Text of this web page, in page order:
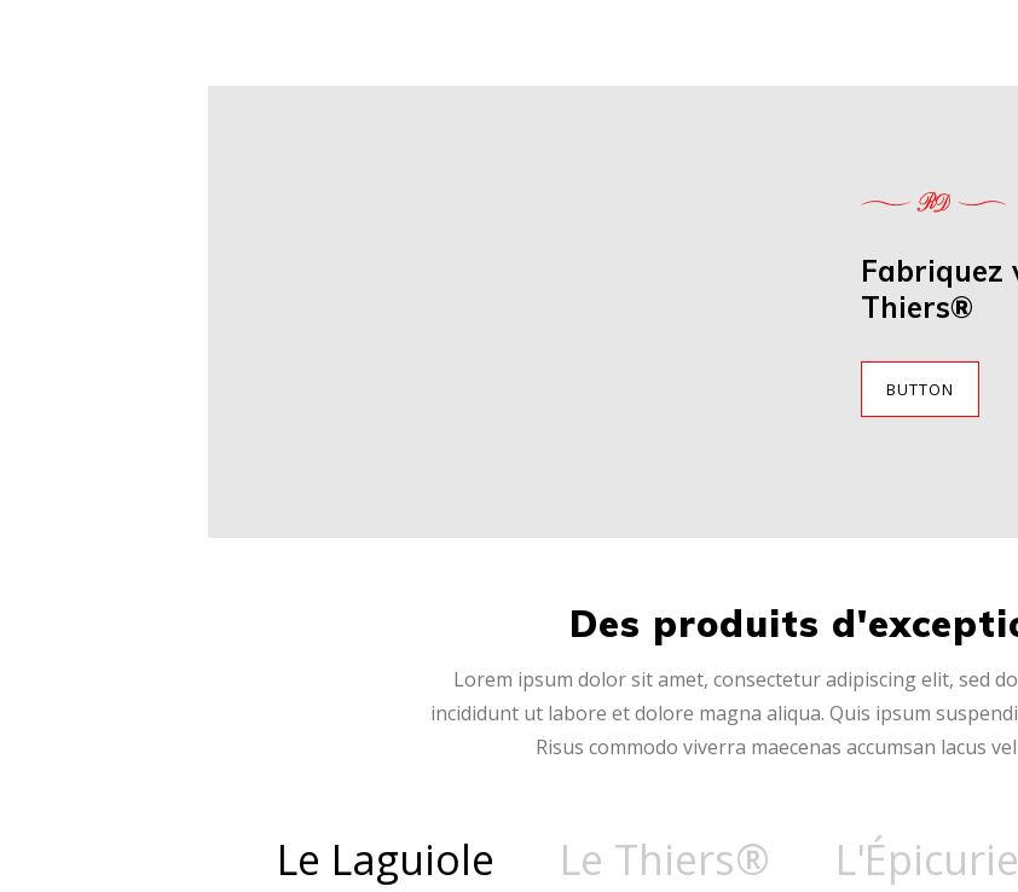
Fabriquez
Thiers®
BUTTON
Des produits
Lorem ipsum dolor sit amet, consectetur adipiscing elit, sed
incididunt ut labore et dolore magna aliqua. Quis ipsum
Risus commodo viverra maecenas accumsan lacus
Le Laguiole Le Thiers®